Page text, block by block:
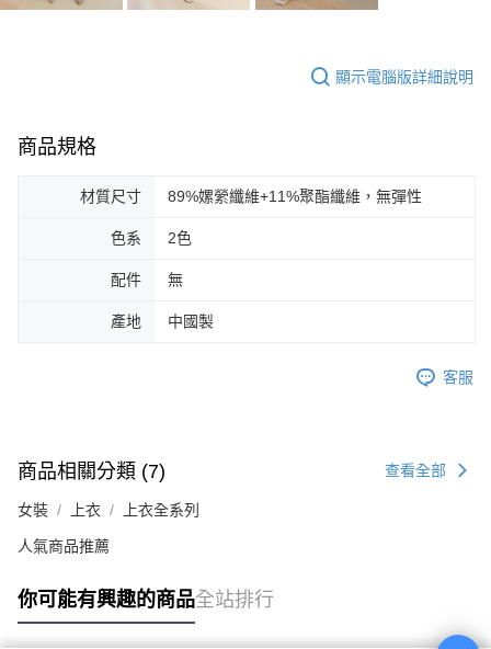
顯示電腦版詳細說明
商品規格
材質尺寸 89%嫘縈纖維+11%聚酯纖維，無彈性
色系 2色
配件 無
產地 中國製
客服
商品相關分類 (7) 查看全部
女裝 上衣 上衣全系列
人氣商品推薦
你可能有興趣的商品全站排行